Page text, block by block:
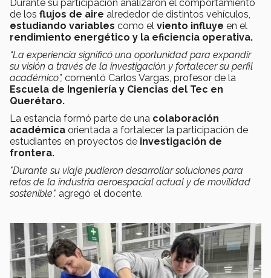
Durante su participación analizaron el comportamiento
de los flujos de aire alrededor de distintos vehículos,
estudiando variables como el viento influye en el
rendimiento energético y la eficiencia operativa.
“La experiencia significó una oportunidad para expandir
su visión a través de la investigación y fortalecer su perfil
académico”, comentó Carlos Vargas, profesor de la
Escuela de Ingeniería y Ciencias del Tec en
Querétaro.
La estancia formó parte de una colaboración
académica orientada a fortalecer la participación de
estudiantes en proyectos de investigación de
frontera.
"Durante su viaje pudieron desarrollar soluciones para
retos de la industria aeroespacial actual y de movilidad
sostenible". agregó el docente.